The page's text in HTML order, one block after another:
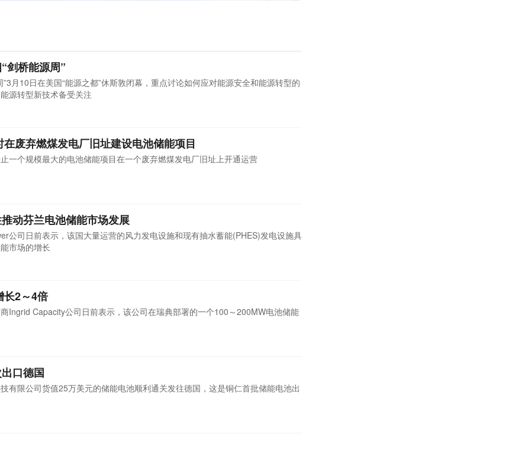
剑桥能源周”
月10日在美国“能源之都”休斯敦闭幕，重点讨论如何应对能源安全和能源转型的
源转型新技术备受关注
废弃燃煤发电厂旧址建设电池储能项目
一个规模最大的电池储能项目在一个废弃燃煤发电厂旧址上开通运营
动芬兰电池储能市场发展
公司日前表示，该国大量运营的风力发电设施和现有抽水蓄能(PHES)发电设施具
市场的增长
长2～4倍
Ingrid Capacity公司日前表示，该公司在瑞典部署的一个100～200MW电池储能
口德国
有限公司货值25万美元的储能电池顺利通关发往德国，这是铜仁首批储能电池出